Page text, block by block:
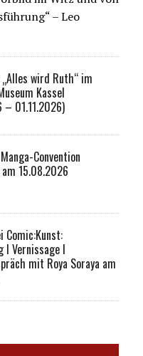
– Leo
wird Ruth“ im
Kassel
01.11.2026)
Convention
15.08.2026
Comic:Kunst:
I Vernissage I
mit Roya Soraya am